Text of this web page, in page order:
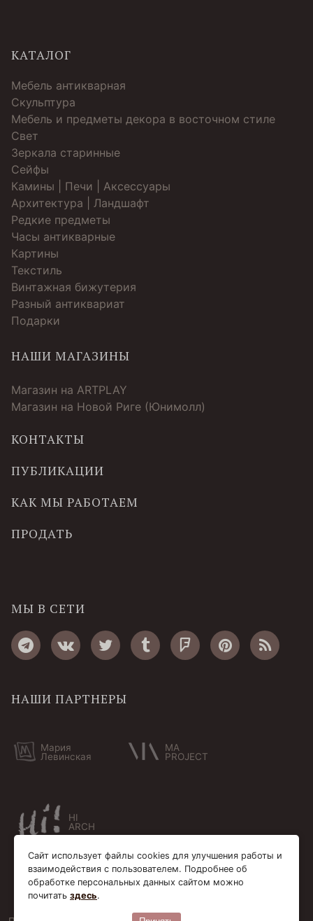
КАТАЛОГ
Мебель антикварная
Скульптура
Мебель и предметы декора в восточном стиле
Свет
Зеркала старинные
Cейфы
Камины | Печи | Аксессуары
Архитектура | Ландшафт
Редкие предметы
Часы антикварные
Картины
Текстиль
Винтажная бижутерия
Разный антиквариат
Подарки
НАШИ МАГАЗИНЫ
Магазин на ARTPLAY
Магазин на Новой Риге (Юнимолл)
КОНТАКТЫ
ПУБЛИКАЦИИ
КАК МЫ РАБОТАЕМ
ПРОДАТЬ
МЫ В СЕТИ
НАШИ ПАРТНЕРЫ
Мария
Левинская
MA
PROJECT
HI
ARCH
Сайт использует файлы cookies для улучшения работы и
взаимодействия с пользователем. Подробнее об
обработке персональных данных сайтом можно
почитать здесь.